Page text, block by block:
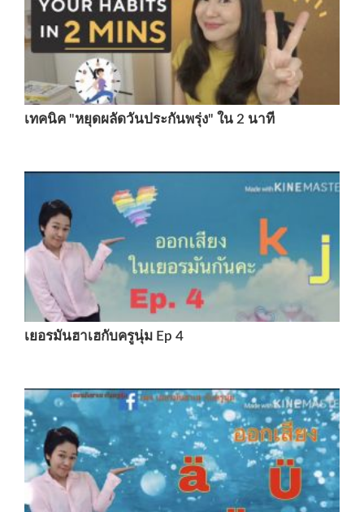
เทคนิค "หยุดผลัดวันประกันพรุ่ง" ใน 2 นาที
เยอรมันฮาเฮกับครูนุ่ม Ep 4